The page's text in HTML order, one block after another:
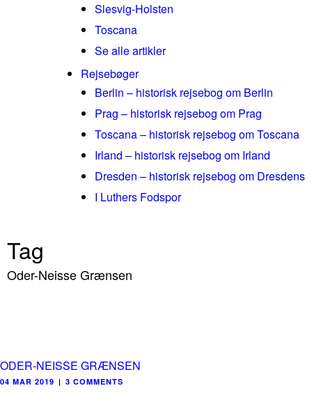
Slesvig-Holsten
Toscana
Se alle artikler
Rejsebøger
Berlin – historisk rejsebog om Berlin
Prag – historisk rejsebog om Prag
Toscana – historisk rejsebog om Toscana
Irland – historisk rejsebog om Irland
Dresden – historisk rejsebog om Dresdens
I Luthers Fodspor
Tag
Oder-Neisse Grænsen
ODER-NEISSE GRÆNSEN
04 MAR 2019 | 3 COMMENTS